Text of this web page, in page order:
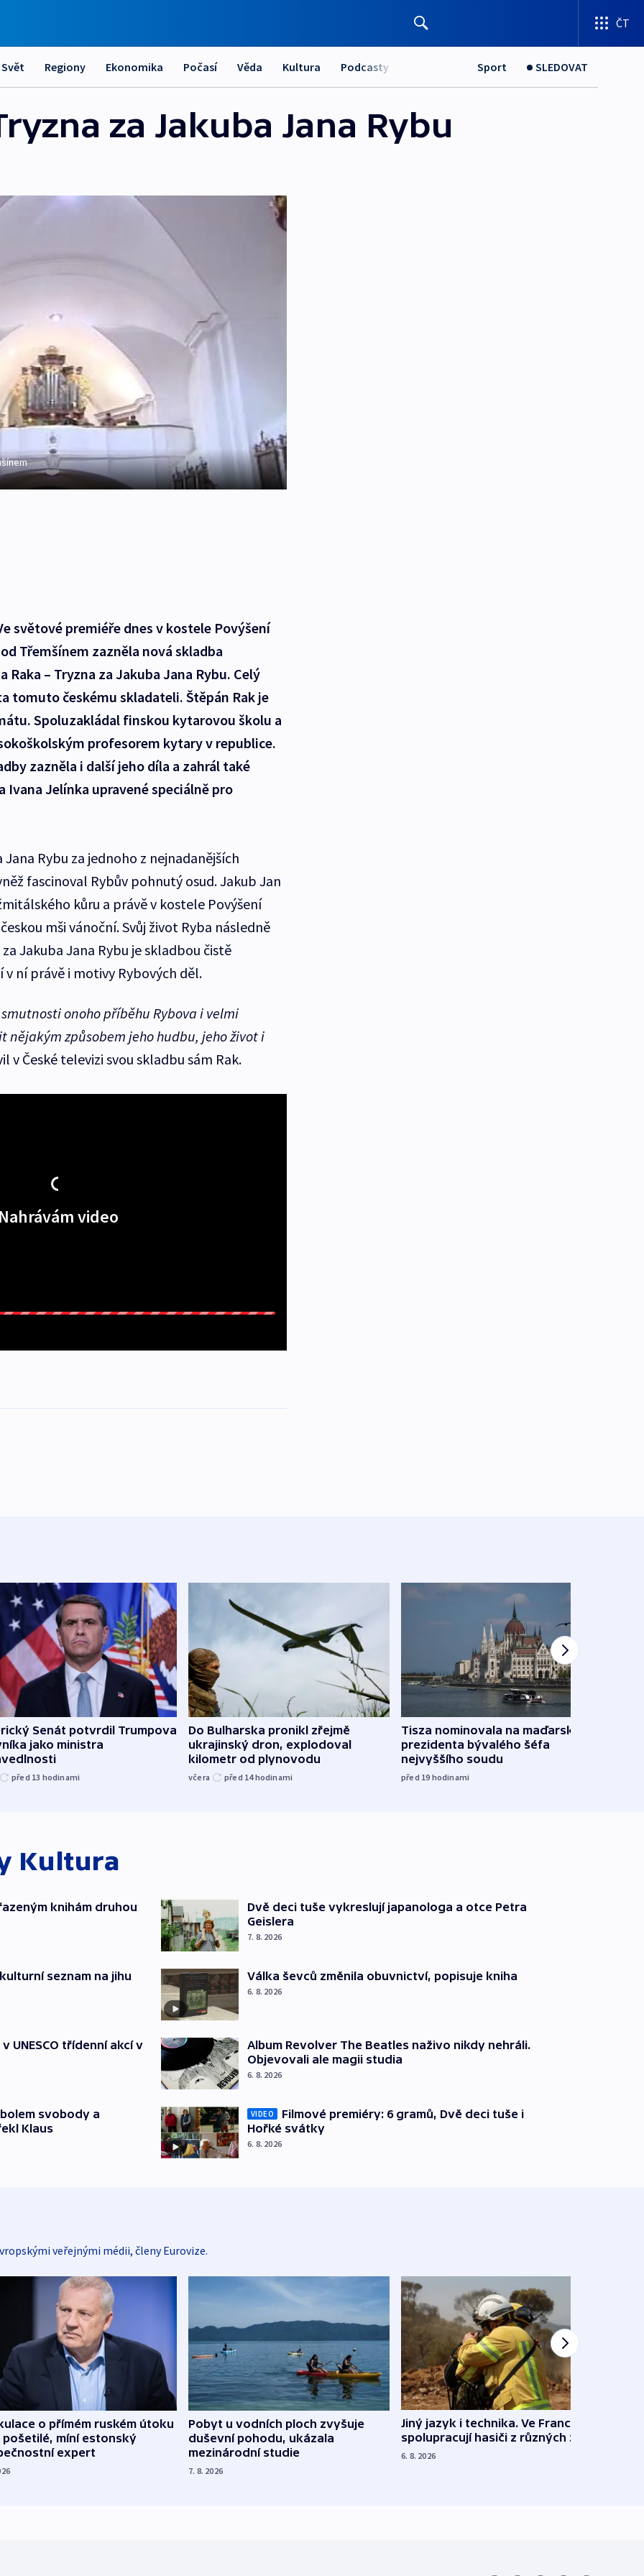
ČT
Svět Regiony Ekonomika Počasí Věda Kultura Podcasty Sport SLEDOVAT
za Jakuba Jana Rybu
světové premiéře dnes v kostele Povýšení
Třemšínem zazněla nová skladba
– Tryzna za Jakuba Jana Rybu. Celý
tomuto českému skladateli. Štěpán Rak je
Spoluzakládal finskou kytarovou školu a
profesorem kytary v republice.
zazněla i další jeho díla a zahrál také
Jelínka upravené speciálně pro
Rybu za jednoho z nejnadanějších
fascinoval Rybův pohnutý osud. Jakub Jan
kůru a právě v kostele Povýšení
mši vánoční. Svůj život Ryba následně
Jakuba Jana Rybu je skladbou čistě
ní právě i motivy Rybových děl.
onoho příběhu Rybova i velmi
nějakým způsobem jeho hudbu, jeho život i
v České televizi svou skladbu sám Rak.
video
Senát potvrdil Trumpova
jako ministra
před 13 hodinami
Do Bulharska pronikl zřejmě
ukrajinský dron, explodoval
kilometr od plynovodu
včera před 14hodinami
Tisza nominovala na maďarského
prezidenta bývalého šéfa
nejvyššího soudu
před 19 hodinami
Kultura
knihám druhou
seznam na jihu
UNESCO třídenní akcí v
svobody a
Klaus
Dvě deci tuše vykreslují japanologa a otce Petra
Geislera
7. 8. 2026
Válka ševců změnila obuvnictví, popisuje kniha
6. 8. 2026
Album Revolver The Beatles naživo nikdy nehráli.
Objevovali ale magii studia
6. 8. 2026
VIDEO
Filmové premiéry: 6 gramů, Dvě deci tuše i
Hořké svátky
6. 8. 2026
veřejnými médii, členy Eurovize.
o přímém ruském útoku
pošetilé, míní estonský
expert
Pobyt u vodních ploch zvyšuje
duševní pohodu, ukázala
mezinárodní studie
7. 8. 2026
Jiný jazyk i technika. Ve Francii
spolupracují hasiči z různých zemí
6. 8. 2026